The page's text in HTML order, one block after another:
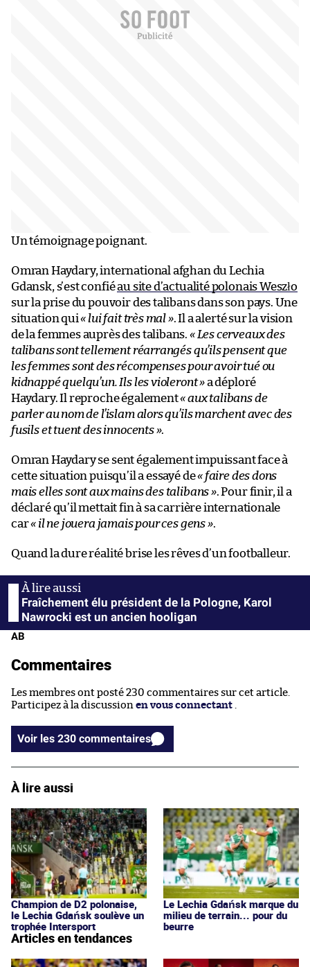
Un témoignage poignant.
Omran Haydary, international afghan du Lechia
Gdansk, s’est confiéau site d’actualité polonais Weszło
sur la prise du pouvoir des talibans dans son pays. Une
situation qui« lui fait très mal ». Il a alerté sur la vision
de la femmes auprès des talibans. « Les cerveaux des
talibans sont tellement réarrangés qu’ils pensent que
les femmes sont des récompenses pour avoir tué ou
kidnappé quelqu’un. Ils les violeront »a déploré
Haydary. Il reproche également« aux talibans de
parler au nom de l’islam alors qu’ils marchent avec des
fusils et tuent des innocents ».
Omran Haydary se sent également impuissant face à
cette situation puisqu’il a essayé de« faire des dons
mais elles sont aux mains des talibans ». Pour finir, il a
déclaré qu’il mettait fin à sa carrière internationale
car« il ne jouera jamais pour ces gens ».
Quand la dure réalité brise les rêves d’un footballeur.
Fraîchement élu président de la Pologne, Karol
Nawrocki est un ancien hooligan
AB
Commentaires
Les membres ont posté 230 commentaires sur cet article.
Participez à la discussion en vous connectant
Voir les 230 commentaires
À lire aussi
Champion de D2 polonaise,
le Lechia Gdańsk soulève un
trophée Intersport
Le Lechia Gdańsk marque du
milieu de terrain... pour du
beurre
Articles en tendances